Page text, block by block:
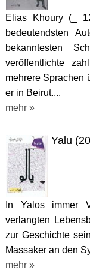
Elias Khoury (_
bedeutendsten
bekanntesten
veröffentlichte
mehrere Sprachen
er in Beirut....
mehr »
Yalu
In Yalos immer
verlangten
zur Geschichte
Massaker an den
mehr »